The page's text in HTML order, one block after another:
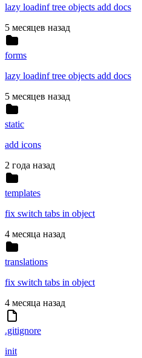
lazy loadinf tree objects add docs
5 месяцев назад
forms
lazy loadinf tree objects add docs
5 месяцев назад
static
add icons
2 года назад
templates
fix switch tabs in object
4 месяца назад
translations
fix switch tabs in object
4 месяца назад
.gitignore
init